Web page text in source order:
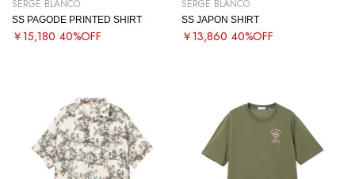
SERGE BLANCO
SS PAGODE PRINTED SHIRT
￥15,180 40%OFF
SERGE BLANCO
SS JAPON SHIRT
￥13,860 40%OFF